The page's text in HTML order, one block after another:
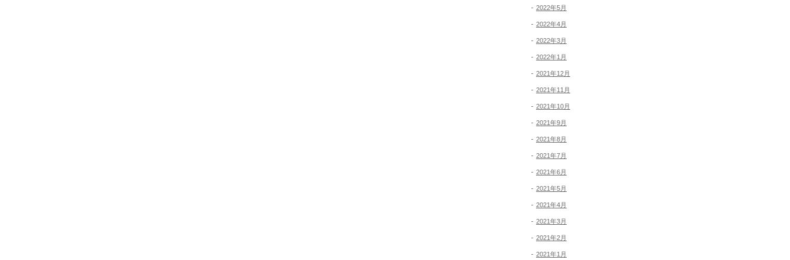
2022年5月
2022年4月
2022年3月
2022年1月
2021年12月
2021年11月
2021年10月
2021年9月
2021年8月
2021年7月
2021年6月
2021年5月
2021年4月
2021年3月
2021年2月
2021年1月